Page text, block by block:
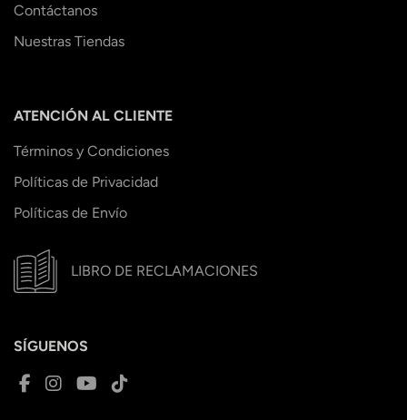
Contáctanos
Nuestras Tiendas
ATENCIÓN AL CLIENTE
Términos y Condiciones
Políticas de Privacidad
Políticas de Envío
LIBRO DE RECLAMACIONES
SÍGUENOS